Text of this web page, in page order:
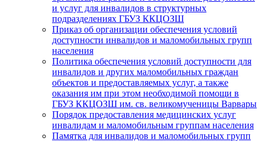
и услуг для инвалидов в структурных
подразделениях ГБУЗ ККЦОЗШ
Приказ об организации обеспечения условий
доступности инвалидов и маломобильных групп
населения
Политика обеспечения условий доступности для
инвалидов и других маломобильных граждан
объектов и предоставляемых услуг, а также
оказания им при этом необходимой помощи в
ГБУЗ ККЦОЗШ им. св. великомученицы Варвары
Порядок предоставления медицинских услуг
инвалидам и маломобильным группам населения
Памятка для инвалидов и маломобильных групп